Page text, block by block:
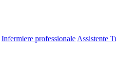
Infermiere professionale Assistente